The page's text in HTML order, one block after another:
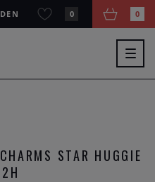
0 0
STAR HUGGIE